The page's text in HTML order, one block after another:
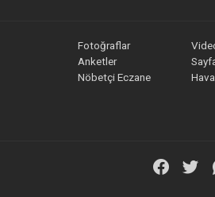
Fotoğraflar
Anketler
Nöbetçi Eczane